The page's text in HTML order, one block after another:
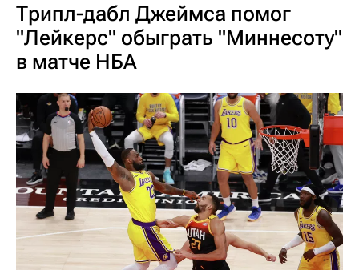
Трипл-дабл Джеймса помог
"Лейкерс" обыграть "Миннесоту"
в матче НБА